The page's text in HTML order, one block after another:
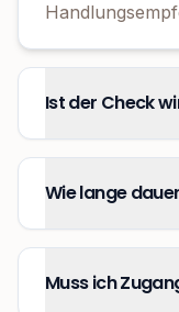
Ist der Check
Wie lange
Muss ich